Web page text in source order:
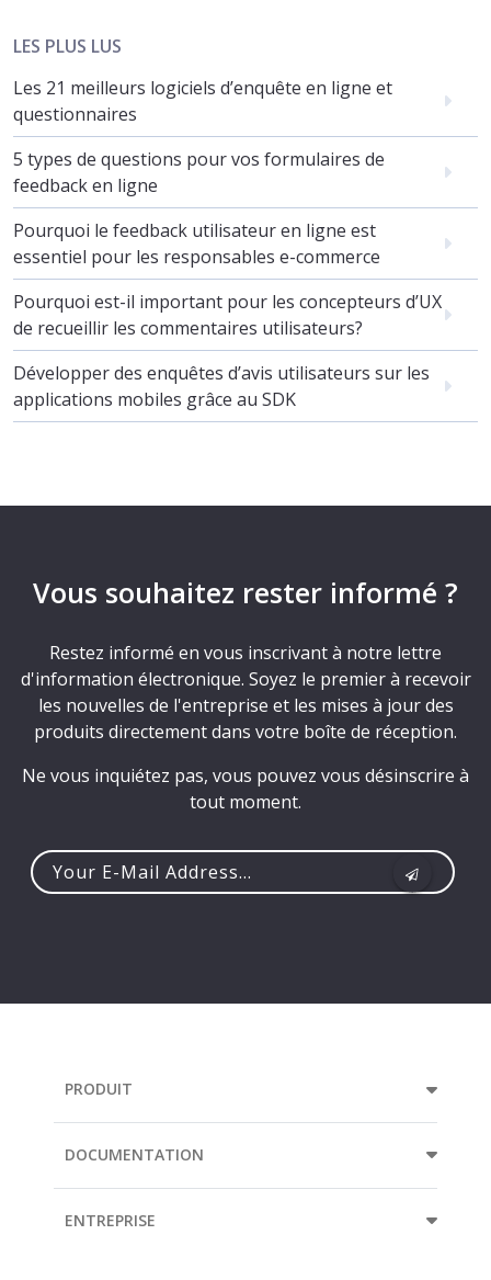
LES PLUS LUS
Les 21 meilleurs logiciels d’enquête en ligne et
questionnaires
5 types de questions pour vos formulaires de
feedback en ligne
Pourquoi le feedback utilisateur en ligne est
essentiel pour les responsables e-commerce
Pourquoi est-il important pour les concepteurs d’UX
de recueillir les commentaires utilisateurs?
Développer des enquêtes d’avis utilisateurs sur les
applications mobiles grâce au SDK
Vous souhaitez rester informé ?
Restez informé en vous inscrivant à notre lettre
d'information électronique. Soyez le premier à recevoir
les nouvelles de l'entreprise et les mises à jour des
produits directement dans votre boîte de réception.
Ne vous inquiétez pas, vous pouvez vous désinscrire à
tout moment.
PRODUIT
DOCUMENTATION
ENTREPRISE